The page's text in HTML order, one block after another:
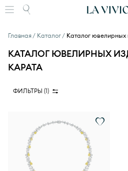
Главная Каталог Каталог
КАТАЛОГ ЮВЕЛИРНЫХ
КАРАТА
ФИЛЬТРЫ (1)